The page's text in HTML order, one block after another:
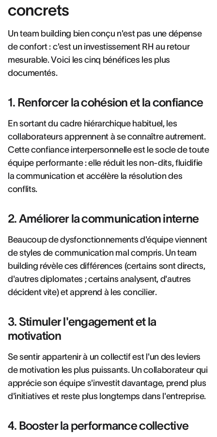
concrets
Un team building bien conçu n'est pas une dépense
de confort : c'est un investissement RH au retour
mesurable. Voici les cinq bénéfices les plus
documentés.
1. Renforcer la cohésion et la confiance
En sortant du cadre hiérarchique habituel, les
collaborateurs apprennent à se connaître autrement.
Cette confiance interpersonnelle est le socle de toute
équipe performante : elle réduit les non-dits, fluidifie
la communication et accélère la résolution des
conflits.
2. Améliorer la communication interne
Beaucoup de dysfonctionnements d'équipe viennent
de styles de communication mal compris. Un team
building révèle ces différences (certains sont directs,
d'autres diplomates ; certains analysent, d'autres
décident vite) et apprend à les concilier.
3. Stimuler l'engagement et la
motivation
Se sentir appartenir à un collectif est l'un des leviers
de motivation les plus puissants. Un collaborateur qui
apprécie son équipe s'investit davantage, prend plus
d'initiatives et reste plus longtemps dans l'entreprise.
4. Booster la performance collective